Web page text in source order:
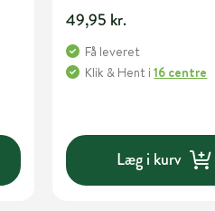
49,95 kr.
Få leveret
Klik & Hent i16 centre
Læg i kurv